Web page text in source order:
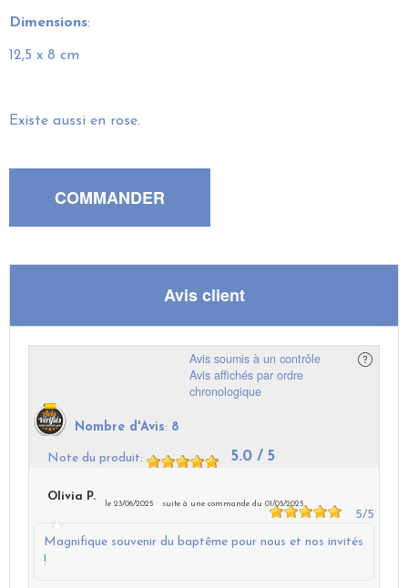
Dimensions:
12,5 x 8 cm
Existe aussi en rose.
Avis client
Avis soumis à un contrôle
Avis affichés par ordre
chronologique
Nombre d'Avis: 8
Note du produit: 5.0 / 5
Olivia P.
le 23/06/2025 suite à une commande du 01/05/2025
5/5
Magnifique souvenir du baptême pour nous et nos invités
!